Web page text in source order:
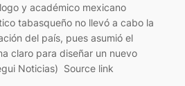
y académico mexicano
tabasqueño no llevó a cabo la
del país, pues asumió el
claro para diseñar un nuevo
Noticias) Source link